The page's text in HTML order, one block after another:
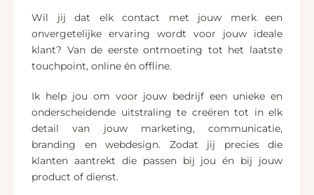
Wil jij dat elk contact met jouw merk een
onvergetelijke ervaring wordt voor jouw ideale
klant? Van de eerste ontmoeting tot het laatste
touchpoint, online én offline.
Ik help jou om voor jouw bedrijf een unieke en
onderscheidende uitstraling te creëren tot in elk
detail van jouw marketing, communicatie,
branding en webdesign. Zodat jij precies die
klanten aantrekt die passen bij jou én bij jouw
product of dienst.